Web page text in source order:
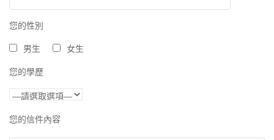
您的性別
男生 女生
您的學歷
您的信件內容